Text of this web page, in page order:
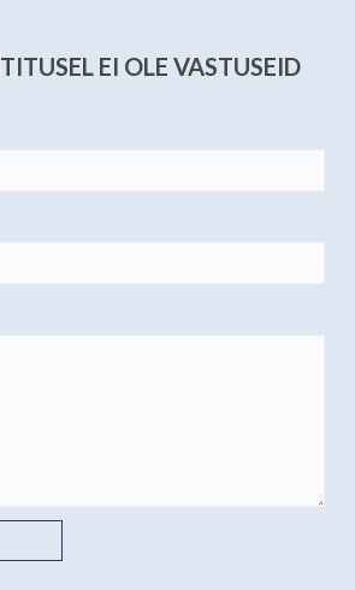
EI OLE VASTUSEID